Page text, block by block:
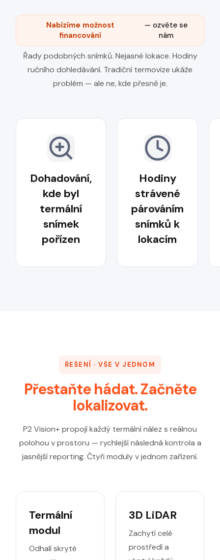
Nabízíme možnost
financování
— ozvěte se
nám
Řady podobných snímků. Nejasné lokace. Hodiny
ručního dohledávání. Tradiční termovize ukáže
problém — ale ne, kde přesně je.
Dohadování,
kde byl
termální
snímek
pořízen
Hodiny
strávené
párováním
snímků k
lokacím
ŘEŠENÍ · VŠE V JEDNOM
Přestaňte hádat. Začněte
lokalizovat.
P2 Vision+ propojí každý termální nález s reálnou
polohou v prostoru — rychlejší následná kontrola a
jasnější reporting. Čtyři moduly v jednom zařízení.
Termální
modul
Odhalí skryté
3D LiDAR
Zachytí celé
prostředí a